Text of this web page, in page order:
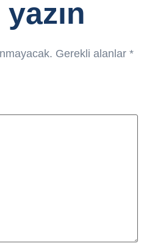
Gerekli alanlar *